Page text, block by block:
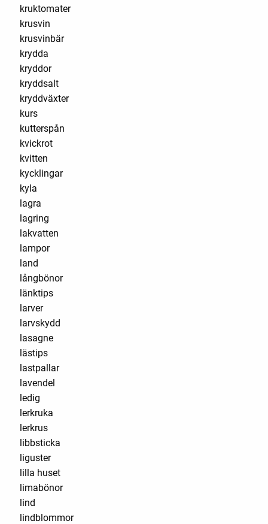
kruktomater
krusvin
krusvinbär
krydda
kryddor
kryddsalt
kryddväxter
kurs
kutterspån
kvickrot
kvitten
kycklingar
kyla
lagra
lagring
lakvatten
lampor
land
långbönor
länktips
larver
larvskydd
lasagne
lästips
lastpallar
lavendel
ledig
lerkruka
lerkrus
libbsticka
liguster
lilla huset
limabönor
lind
lindblommor